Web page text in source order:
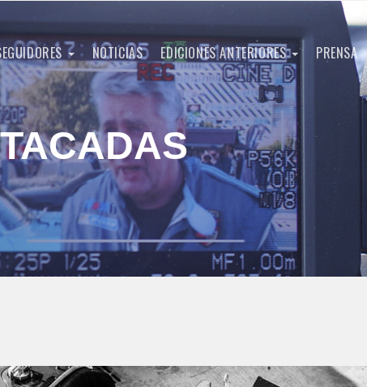
NOTICIAS EDICIONES ANTERIORES PRENSA